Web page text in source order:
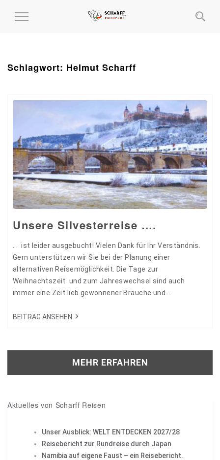
MENÜ
Schlagwort: Helmut Scharff
Unsere Silvesterreise ….
... ist leider ausgebucht! Vielen Dank für Ihr Verständnis.
Gern unterstützen wir Sie bei der Planung einer
alternativen Reisemöglichkeit. Die Tage zur
Weihnachtszeit und zum Jahreswechsel sind auch
immer eine Zeit lieb gewonnener Bräuche und
unsere beliebte Silvesterreise - wie immer begleitet von
schönen Mainfranken. Sie erleben eine…
BEITRAG ANSEHEN
MEHR ERFAHREN
Aktuelles von Scharff Reisen
Unser Ausblick: WELT ENTDECKEN 2027/28
Reisebericht zur Rundreise durch Japan
Namibia auf eigene Faust – ein Reisebericht.